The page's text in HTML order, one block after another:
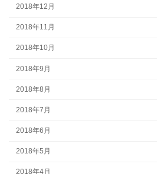
2018年12月
2018年11月
2018年10月
2018年9月
2018年8月
2018年7月
2018年6月
2018年5月
2018年4月